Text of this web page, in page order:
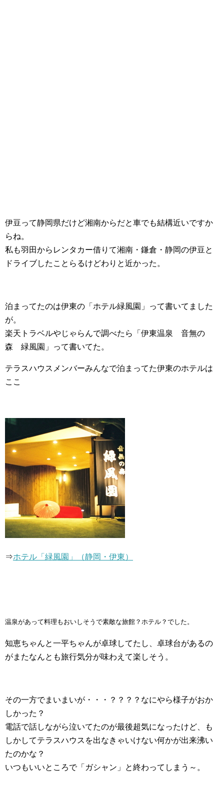
伊豆って静岡県だけど湘南からだと車でも結構近いですか
らね。
私も羽田からレンタカー借りて湘南・鎌倉・静岡の伊豆と
ドライブしたことらるけどわりと近かった。
泊まってたのは伊東の「ホテル緑風園」って書いてました
が。
楽天トラベルやじゃらんで調べたら「伊東温泉 音無の
森 緑風園」って書いてた。
テラスハウスメンバーみんなで泊まってた伊東のホテルは
ここ
⇒ホテル「緑風園」（静岡・伊東）
温泉があって料理もおいしそうで素敵な旅館？ホテル？でした。
知恵ちゃんと一平ちゃんが卓球してたし、卓球台があるの
がまたなんとも旅行気分が味わえて楽しそう。
その一方でまいまいが・・・？？？？なにやら様子がおか
しかった？
電話で話しながら泣いてたのが最後超気になったけど、も
しかしてテラスハウスを出なきゃいけない何かが出来沸い
たのかな？
いつもいいところで「ガシャン」と終わってしまう～。